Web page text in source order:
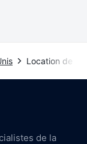
Location de
de la